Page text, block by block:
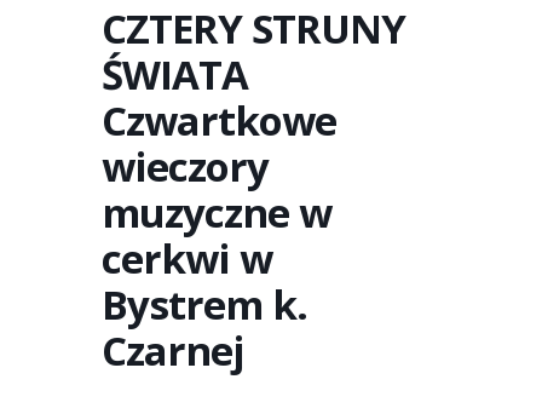
CZTERY STRUNY
ŚWIATA
Czwartkowe
wieczory
muzyczne w
cerkwi w
Bystrem k.
Czarnej